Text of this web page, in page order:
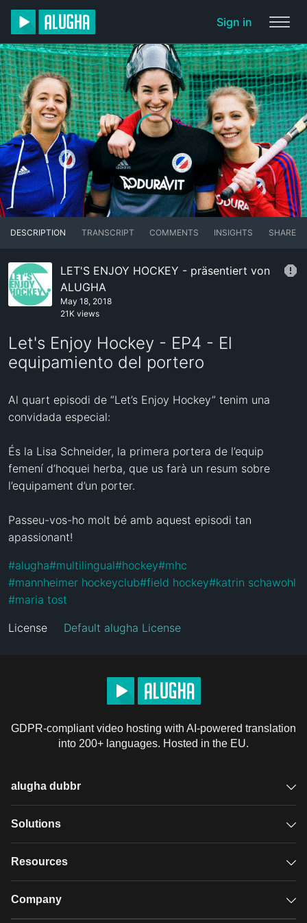
Sign in
DESCRIPTION TRANSCRIPT COMMENTS INSIGHTS SHARE
LET'S ENJOY HOCKEY - präsentiert von
ALUGHA
May 18, 2018
21K views
Let's Enjoy Hockey - EP4 - El
equipamiento del portero
Al quart episodi de “Let’s Enjoy Hockey” tenim una
convidada especial:
És la Lisa Schneider, la primera portera de l’equip
femení d’hoquei herba, que us farà un resum sobre
l’equipament d’un porter.
Passeu-vos-ho molt bé amb aquest episodi tan
apassionant!
#alugha#multilingual#hockey#mhc
#mannheimer hockeyclub#field hockey#katrin schawohl
#maria tost
License Default alugha License
GDPR-compliant video hosting with AI-powered translation
into 200+ languages. Hosted in the EU.
alugha dubbr
Overview
Glossary
Solutions
GDPR video hosting
Resources
Case studies
Company